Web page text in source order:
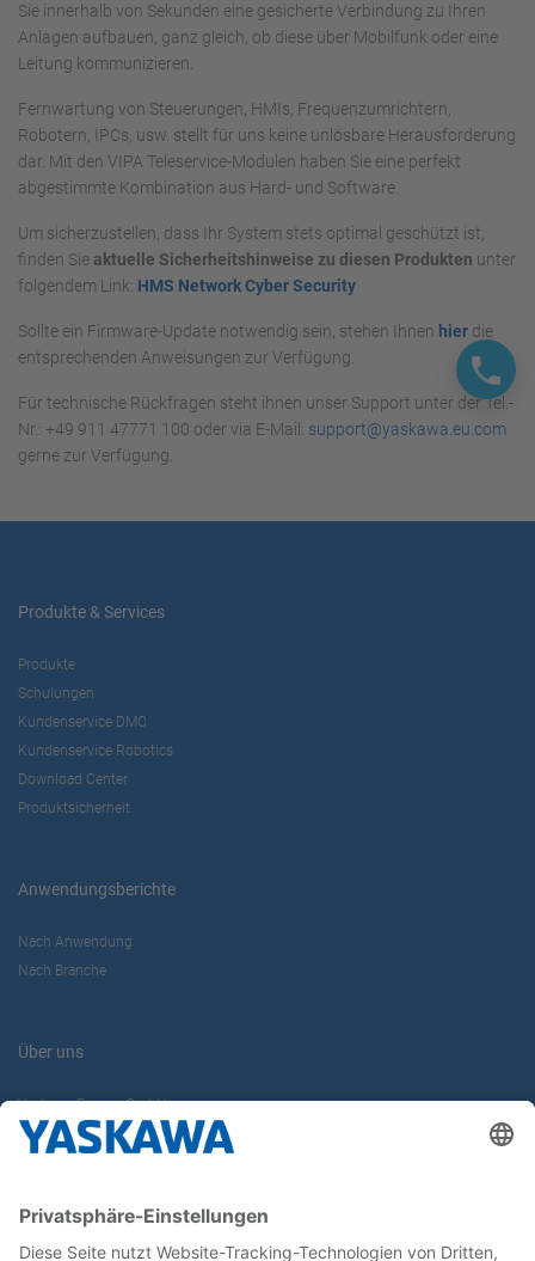
Sie innerhalb von Sekunden eine gesicherte Verbindung zu Ihren
Anlagen aufbauen, ganz gleich, ob diese über Mobilfunk oder eine
Leitung kommunizieren.
Fernwartung von Steuerungen, HMIs, Frequenzumrichtern,
Robotern, IPCs, usw. stellt für uns keine unlösbare Herausforderung
dar. Mit den VIPA Teleservice-Modulen haben Sie eine perfekt
abgestimmte Kombination aus Hard- und Software.
Um sicherzustellen, dass Ihr System stets optimal geschützt ist,
finden Sie aktuelle Sicherheitshinweise zu diesen Produkten unter
folgendem Link: HMS Network Cyber Security
Sollte ein Firmware-Update notwendig sein, stehen Ihnen hier die
entsprechenden Anweisungen zur Verfügung.
Für technische Rückfragen steht ihnen unser Support unter der Tel.-
Nr.: +49 911 47771 100 oder via E-Mail: support@yaskawa.eu.com
gerne zur Verfügung.
Produkte & Services
Produkte
Schulungen
Kundenservice DMC
Kundenservice Robotics
Download Center
Produktsicherheit
Anwendungsberichte
Nach Anwendung
Nach Branche
Über uns
Yaskawa Europe GmbH
Karriere
Newsletter